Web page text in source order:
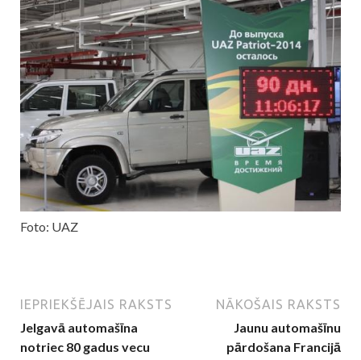
Foto: UAZ
IEPRIEKŠĒJAIS RAKSTS
Jelgavā automašīna
notriec 80 gadus vecu
NĀKOŠAIS RAKSTS
Jaunu automašīnu
pārdošana Francijā